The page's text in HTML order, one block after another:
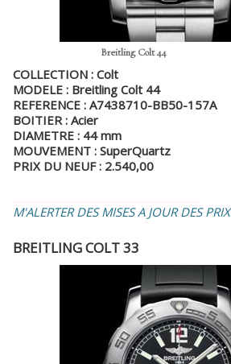
Breitling Colt 44
COLLECTION : Colt
MODELE : Breitling Colt 44
REFERENCE : A7438710-BB50-157A
BOITIER : Acier
DIAMETRE : 44 mm
MOUVEMENT : SuperQuartz
PRIX DU NEUF : 2.540,00
M'ALERTER DES MISES A JOUR DES PRIX
BREITLING COLT 33